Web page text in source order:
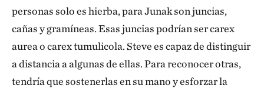
personas solo es hierba, para Junak son juncias,
cañas y gramíneas. Esas juncias podrían ser carex
aurea o carex tumulicola. Steve es capaz de distinguir
a distancia a algunas de ellas. Para reconocer otras,
tendría que sostenerlas en su mano y esforzar la